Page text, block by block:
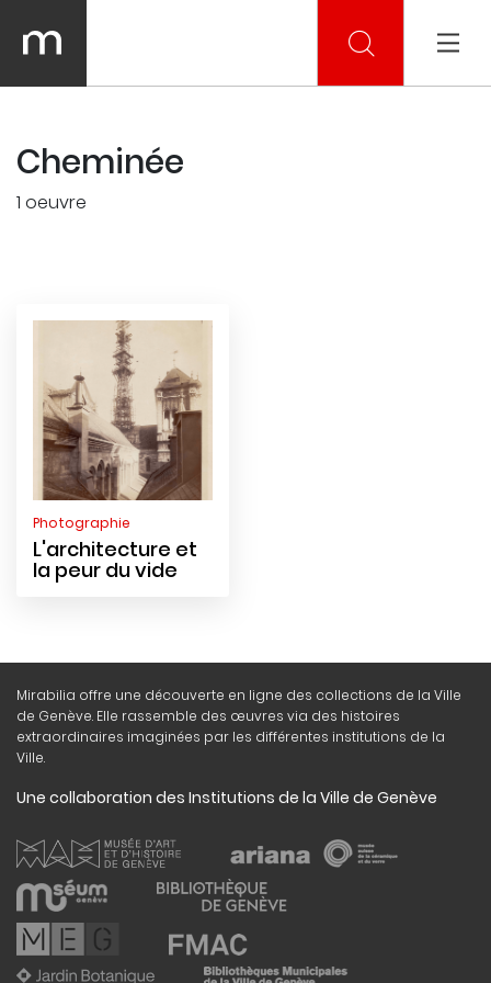
Cheminée
1 oeuvre
Photographie
L'architecture et
la peur du vide
Mirabilia offre une découverte en ligne des collections de la Ville
de Genève. Elle rassemble des œuvres via des histoires
extraordinaires imaginées par les différentes institutions de la
Ville.
Une collaboration des Institutions de la Ville de Genève